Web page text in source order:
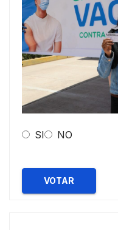
SI NO
VOTAR